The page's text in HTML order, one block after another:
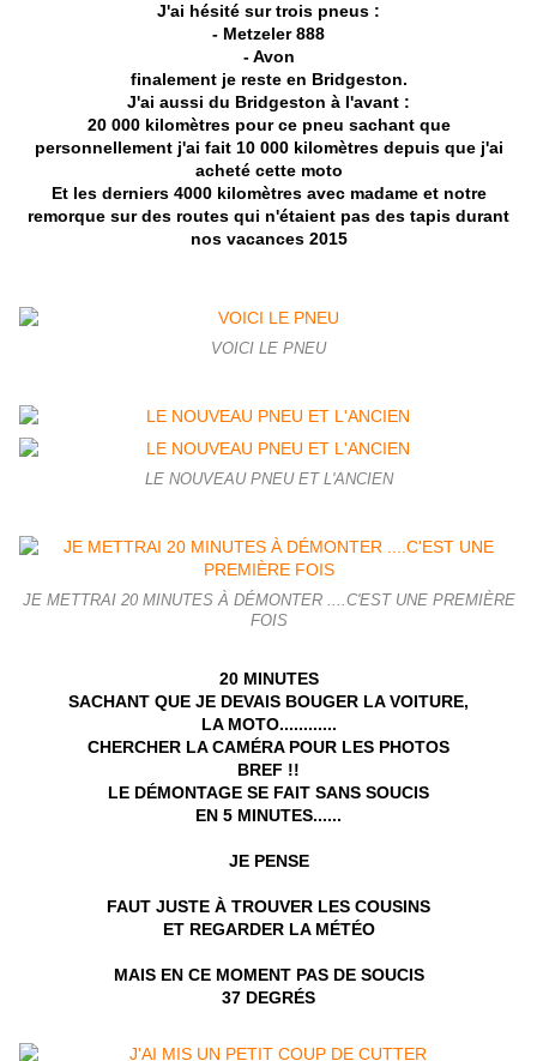
J'ai hésité sur trois pneus :
- Metzeler 888
- Avon
finalement je reste en Bridgeston.
J'ai aussi du Bridgeston à l'avant :
20 000 kilomètres pour ce pneu sachant que
personnellement j'ai fait 10 000 kilomètres depuis que j'ai
acheté cette moto
Et les derniers 4000 kilomètres avec madame et notre
remorque sur des routes qui n'étaient pas des tapis durant
nos vacances 2015
VOICI LE PNEU
LE NOUVEAU PNEU ET L'ANCIEN
JE METTRAI 20 MINUTES À DÉMONTER ....C'EST UNE PREMIÈRE
FOIS
20 MINUTES
SACHANT QUE JE DEVAIS BOUGER LA VOITURE,
LA MOTO............
CHERCHER LA CAMÉRA POUR LES PHOTOS
BREF !!
LE DÉMONTAGE SE FAIT SANS SOUCIS
EN 5 MINUTES......
JE PENSE
FAUT JUSTE À TROUVER LES COUSINS
ET REGARDER LA MÉTÉO
MAIS EN CE MOMENT PAS DE SOUCIS
37 DEGRÉS